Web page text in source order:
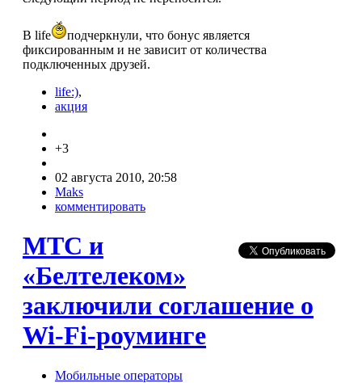
В life
подчеркнули, что бонус является
фиксированным и не зависит от количества
подключенных друзей.
life:),
акция
+3
02 августа 2010, 20:58
Maks
комментировать
МТС и
«Белтелеком»
заключили соглашение о
Wi-Fi-роуминге
Мобильные операторы